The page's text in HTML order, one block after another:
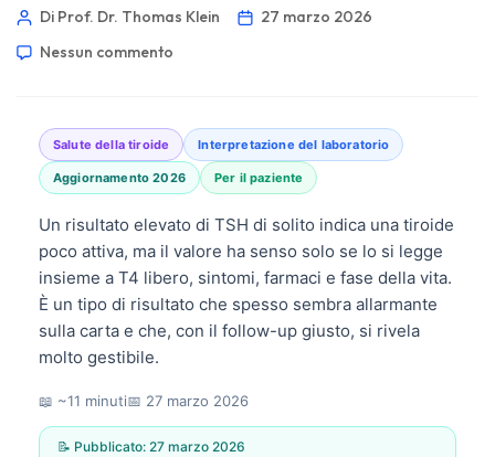
Di Prof. Dr. Thomas Klein
27 marzo 2026
Nessun commento
Salute della tiroide Interpretazione del laboratorio
Aggiornamento 2026 Per il paziente
Un risultato elevato di TSH di solito indica una tiroide
poco attiva, ma il valore ha senso solo se lo si legge
insieme a T4 libero, sintomi, farmaci e fase della vita.
È un tipo di risultato che spesso sembra allarmante
sulla carta e che, con il follow-up giusto, si rivela
molto gestibile.
📖 ~11 minuti📅 27 marzo 2026
📝 Pubblicato: 27 marzo 2026